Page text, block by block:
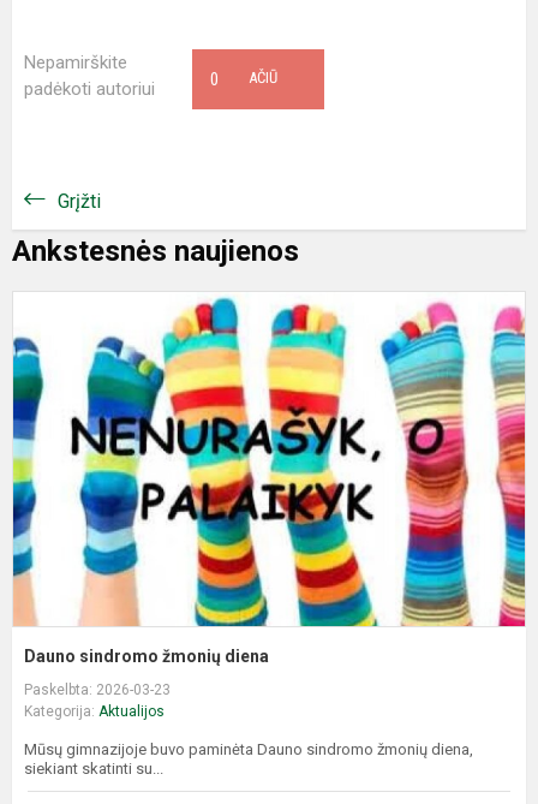
Nepamirškite
padėkoti autoriui
AČIŪ
0
Grįžti
Ankstesnės naujienos
Dauno sindromo žmonių diena
Paskelbta: 2026-03-23
Kategorija: Aktualijos
Mūsų gimnazijoje buvo paminėta Dauno sindromo žmonių diena,
siekiant skatinti su...